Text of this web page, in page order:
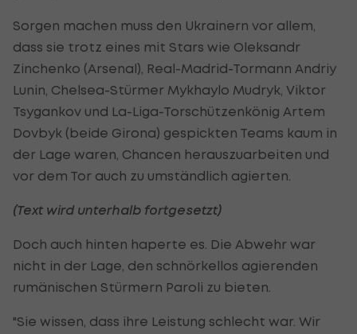
Sorgen machen muss den Ukrainern vor allem,
dass sie trotz eines mit Stars wie Oleksandr
Zinchenko (Arsenal), Real-Madrid-Tormann Andriy
Lunin, Chelsea-Stürmer Mykhaylo Mudryk, Viktor
Tsygankov und La-Liga-Torschützenkönig Artem
Dovbyk (beide Girona) gespickten Teams kaum in
der Lage waren, Chancen herauszuarbeiten und
vor dem Tor auch zu umständlich agierten.
(Text wird unterhalb fortgesetzt)
Doch auch hinten haperte es. Die Abwehr war
nicht in der Lage, den schnörkellos agierenden
rumänischen Stürmern Paroli zu bieten.
"Sie wissen, dass ihre Leistung schlecht war. Wir